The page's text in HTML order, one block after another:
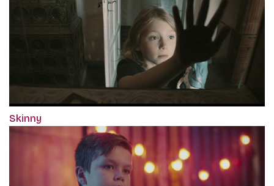
Skinny